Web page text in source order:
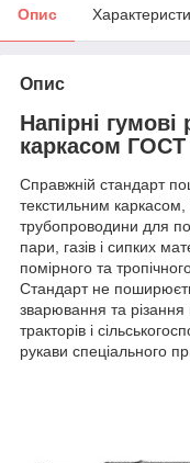
Опис
Опис
Напірні
каркасом ГОСТ
Справжній стандарт
текстильним каркасом,
трубопроводини для
пари, газів і сипких
помірного та
Стандарт не
зварювання та різання
тракторів і
рукави спеціального